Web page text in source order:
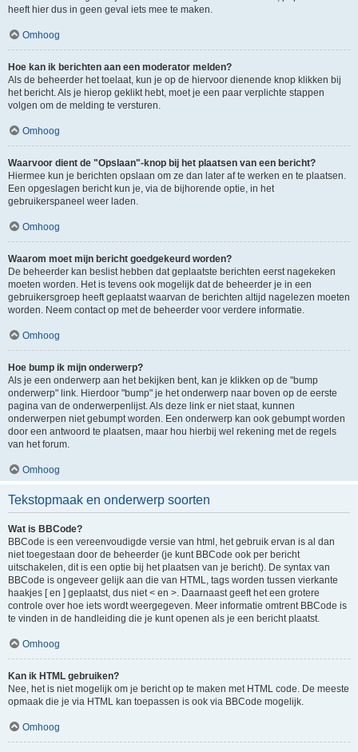
heeft hier dus in geen geval iets mee te maken.
Omhoog
Hoe kan ik berichten aan een moderator melden?
Als de beheerder het toelaat, kun je op de hiervoor dienende knop klikken bij
het bericht. Als je hierop geklikt hebt, moet je een paar verplichte stappen
volgen om de melding te versturen.
Omhoog
Waarvoor dient de "Opslaan"-knop bij het plaatsen van een bericht?
Hiermee kun je berichten opslaan om ze dan later af te werken en te plaatsen.
Een opgeslagen bericht kun je, via de bijhorende optie, in het
gebruikerspaneel weer laden.
Omhoog
Waarom moet mijn bericht goedgekeurd worden?
De beheerder kan beslist hebben dat geplaatste berichten eerst nagekeken
moeten worden. Het is tevens ook mogelijk dat de beheerder je in een
gebruikersgroep heeft geplaatst waarvan de berichten altijd nagelezen moeten
worden. Neem contact op met de beheerder voor verdere informatie.
Omhoog
Hoe bump ik mijn onderwerp?
Als je een onderwerp aan het bekijken bent, kan je klikken op de "bump
onderwerp" link. Hierdoor "bump" je het onderwerp naar boven op de eerste
pagina van de onderwerpenlijst. Als deze link er niet staat, kunnen
onderwerpen niet gebumpt worden. Een onderwerp kan ook gebumpt worden
door een antwoord te plaatsen, maar hou hierbij wel rekening met de regels
van het forum.
Omhoog
Tekstopmaak en onderwerp soorten
Wat is BBCode?
BBCode is een vereenvoudigde versie van html, het gebruik ervan is al dan
niet toegestaan door de beheerder (je kunt BBCode ook per bericht
uitschakelen, dit is een optie bij het plaatsen van je bericht). De syntax van
BBCode is ongeveer gelijk aan die van HTML, tags worden tussen vierkante
haakjes [ en ] geplaatst, dus niet < en >. Daarnaast geeft het een grotere
controle over hoe iets wordt weergegeven. Meer informatie omtrent BBCode is
te vinden in de handleiding die je kunt openen als je een bericht plaatst.
Omhoog
Kan ik HTML gebruiken?
Nee, het is niet mogelijk om je bericht op te maken met HTML code. De meeste
opmaak die je via HTML kan toepassen is ook via BBCode mogelijk.
Omhoog